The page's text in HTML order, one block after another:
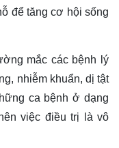
để tăng cơ hội sống
mắc các bệnh lý
nhiễm khuẩn, dị tật
ca bệnh ở dạng
việc điều trị là vô